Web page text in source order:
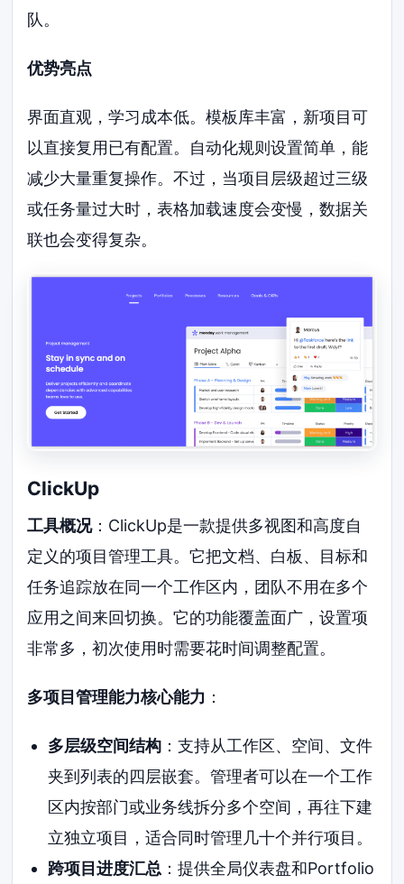
队。
优势亮点
界面直观，学习成本低。模板库丰富，新项目可
以直接复用已有配置。自动化规则设置简单，能
减少大量重复操作。不过，当项目层级超过三级
或任务量过大时，表格加载速度会变慢，数据关
联也会变得复杂。
ClickUp
工具概况：ClickUp是一款提供多视图和高度自
定义的项目管理工具。它把文档、白板、目标和
任务追踪放在同一个工作区内，团队不用在多个
应用之间来回切换。它的功能覆盖面广，设置项
非常多，初次使用时需要花时间调整配置。
多项目管理能力核心能力 ：
多层级空间结构：支持从工作区、空间、文件
夹到列表的四层嵌套。管理者可以在一个工作
区内按部门或业务线拆分多个空间，再往下建
立独立项目，适合同时管理几十个并行项目。
跨项目进度汇总：提供全局仪表盘和Portfolio